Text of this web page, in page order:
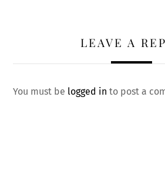
LEAVE A
You must be logged in to post a